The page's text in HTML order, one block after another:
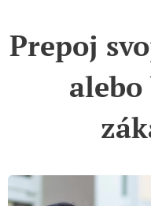
Prepoj